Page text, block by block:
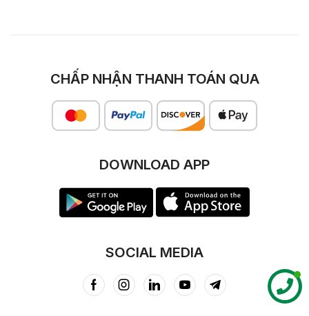
CHẤP NHẬN THANH TOÁN QUA
DOWNLOAD APP
SOCIAL MEDIA